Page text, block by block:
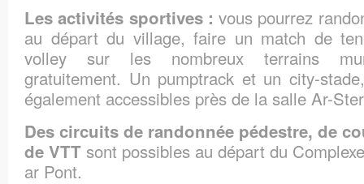
Les activités sportives : vous pourrez
au départ du village, faire un match de
volley sur les nombreux terrains
gratuitement. Un pumptrack et un city-
également accessibles près de la salle Ar-
Des circuits de randonnée pédestre, de
de VTT sont possibles au départ du
ar Pont.